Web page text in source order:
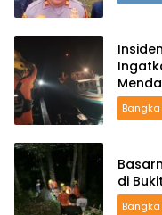
di